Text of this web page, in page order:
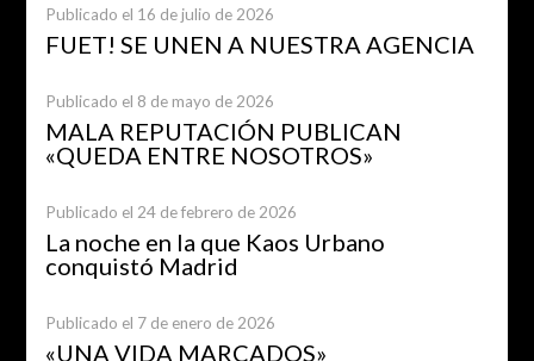
Publicado el 16 de julio de 2026
FUET! SE UNEN A NUESTRA AGENCIA
Publicado el 8 de mayo de 2026
MALA REPUTACIÓN PUBLICAN
«QUEDA ENTRE NOSOTROS»
Publicado el 24 de febrero de 2026
La noche en la que Kaos Urbano
conquistó Madrid
Publicado el 7 de enero de 2026
«UNA VIDA MARCADOS»